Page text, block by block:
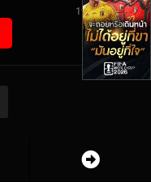
1915 Views